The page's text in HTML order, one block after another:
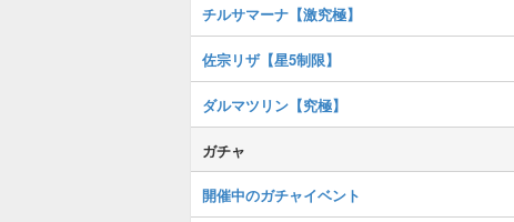
チルサマーナ【激究極】
佐宗リザ【星5制限】
ダルマツリン【究極】
ガチャ
開催中のガチャイベント